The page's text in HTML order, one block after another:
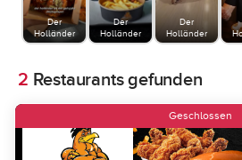
Der
Holländer
Der
Holländer
Der
Holländer
2 Restaurants gefunden
Geschlossen